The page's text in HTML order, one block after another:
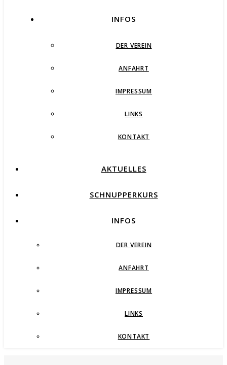
INFOS
DER VEREIN
ANFAHRT
IMPRESSUM
LINKS
KONTAKT
AKTUELLES
SCHNUPPERKURS
INFOS
DER VEREIN
ANFAHRT
IMPRESSUM
LINKS
KONTAKT